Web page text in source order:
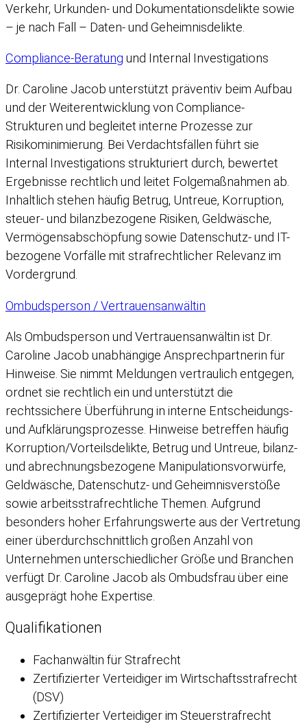
Verkehr, Urkunden- und Dokumentationsdelikte sowie
– je nach Fall – Daten- und Geheimnisdelikte.
Compliance-Beratung und Internal Investigations
Dr. Caroline Jacob unterstützt präventiv beim Aufbau
und der Weiterentwicklung von Compliance-
Strukturen und begleitet interne Prozesse zur
Risikominimierung. Bei Verdachtsfällen führt sie
Internal Investigations strukturiert durch, bewertet
Ergebnisse rechtlich und leitet Folgemaßnahmen ab.
Inhaltlich stehen häufig Betrug, Untreue, Korruption,
steuer- und bilanzbezogene Risiken, Geldwäsche,
Vermögensabschöpfung sowie Datenschutz- und IT-
bezogene Vorfälle mit strafrechtlicher Relevanz im
Vordergrund.
Ombudsperson / Vertrauensanwältin
Als Ombudsperson und Vertrauensanwältin ist Dr.
Caroline Jacob unabhängige Ansprechpartnerin für
Hinweise. Sie nimmt Meldungen vertraulich entgegen,
ordnet sie rechtlich ein und unterstützt die
rechtssichere Überführung in interne Entscheidungs-
und Aufklärungsprozesse. Hinweise betreffen häufig
Korruption/Vorteilsdelikte, Betrug und Untreue, bilanz-
und abrechnungsbezogene Manipulationsvorwürfe,
Geldwäsche, Datenschutz- und Geheimnisverstöße
sowie arbeitsstrafrechtliche Themen. Aufgrund
besonders hoher Erfahrungswerte aus der Vertretung
einer überdurchschnittlich großen Anzahl von
Unternehmen unterschiedlicher Größe und Branchen
verfügt Dr. Caroline Jacob als Ombudsfrau über eine
ausgeprägt hohe Expertise.
Qualifikationen
Fachanwältin für Strafrecht
Zertifizierter Verteidiger im Wirtschaftsstrafrecht
(DSV)
Zertifizierter Verteidiger im Steuerstrafrecht